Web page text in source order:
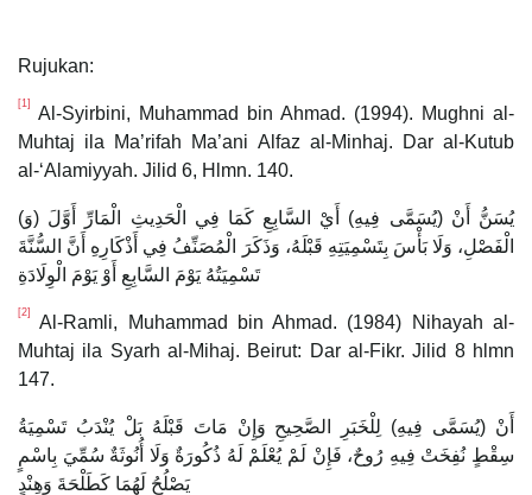
Rujukan:
[1]
Al-Syirbini, Muhammad bin Ahmad. (1994). Mughni al-
Muhtaj ila Ma’rifah Ma’ani Alfaz al-Minhaj. Dar al-Kutub
al-‘Alamiyyah. Jilid 6, Hlmn. 140.
(وَ) يُسَنُّ أَنْ (يُسَمَّى فِيهِ) أَيْ السَّابِعِ كَمَا فِي الْحَدِيثِ الْمَارِّ أَوَّلَ
الْفَصْلِ، وَلَا بَأْسَ بِتَسْمِيَتِهِ قَبْلَهُ، وَذَكَرَ الْمُصَنِّفُ فِي أَذْكَارِهِ أَنَّ السُّنَّةَ
تَسْمِيَتُهُ يَوْمَ السَّابِعِ أَوْ يَوْمَ الْوِلَادَةِ
[2]
Al-Ramli, Muhammad bin Ahmad. (1984) Nihayah al-
Muhtaj ila Syarh al-Mihaj. Beirut: Dar al-Fikr. Jilid 8 hlmn
147.
أَنْ (يُسَمَّى فِيهِ) لِلْخَبَرِ الصَّحِيحِ وَإِنْ مَاتَ قَبْلَهُ بَلْ يُنْدَبُ تَسْمِيَةُ
سِقْطٍ نُفِخَتْ فِيهِ رُوحٌ، فَإِنْ لَمْ يُعْلَمْ لَهُ ذُكُورَةٌ وَلَا أُنُوثَةٌ سُمِّيَ بِاسْمٍ
يَصْلُحُ لَهُمَا كَطَلْحَةَ وَهِنْدٍ